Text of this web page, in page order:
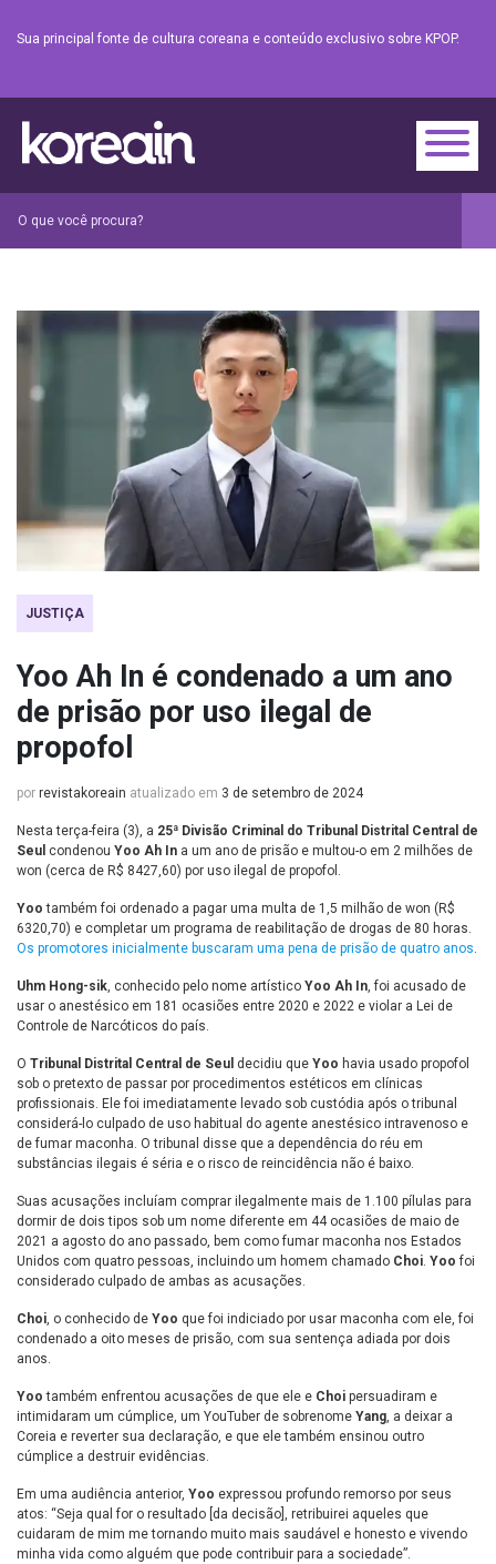
Sua principal fonte de cultura coreana e conteúdo exclusivo sobre KPOP.
JUSTIÇA
Yoo Ah In é condenado a um ano
de prisão por uso ilegal de
propofol
por revistakoreain atualizado em 3 de setembro de 2024
Nesta terça-feira (3), a 25ª Divisão Criminal do Tribunal Distrital Central de
Seul condenou Yoo Ah In a um ano de prisão e multou-o em 2 milhões de
won (cerca de R$ 8427,60) por uso ilegal de propofol.
Yoo também foi ordenado a pagar uma multa de 1,5 milhão de won (R$
6320,70) e completar um programa de reabilitação de drogas de 80 horas.
Os promotores inicialmente buscaram uma pena de prisão de quatro anos.
Uhm Hong-sik, conhecido pelo nome artístico Yoo Ah In, foi acusado de
usar o anestésico em 181 ocasiões entre 2020 e 2022 e violar a Lei de
Controle de Narcóticos do país.
O Tribunal Distrital Central de Seul decidiu que Yoo havia usado propofol
sob o pretexto de passar por procedimentos estéticos em clínicas
profissionais. Ele foi imediatamente levado sob custódia após o tribunal
considerá-lo culpado de uso habitual do agente anestésico intravenoso e
de fumar maconha. O tribunal disse que a dependência do réu em
substâncias ilegais é séria e o risco de reincidência não é baixo.
Suas acusações incluíam comprar ilegalmente mais de 1.100 pílulas para
dormir de dois tipos sob um nome diferente em 44 ocasiões de maio de
2021 a agosto do ano passado, bem como fumar maconha nos Estados
Unidos com quatro pessoas, incluindo um homem chamado Choi. Yoofoi
considerado culpado de ambas as acusações.
Choi, o conhecido de Yoo que foi indiciado por usar maconha com ele, foi
condenado a oito meses de prisão, com sua sentença adiada por dois
anos.
Yootambém enfrentou acusações de que ele e Choi persuadiram e
intimidaram um cúmplice, um YouTuber de sobrenome Yang, a deixar a
Coreia e reverter sua declaração, e que ele também ensinou outro
cúmplice a destruir evidências.
Em uma audiência anterior, Yoo expressou profundo remorso por seus
atos: “Seja qual for o resultado [da decisão], retribuirei aqueles que
cuidaram de mim me tornando muito mais saudável e honesto e vivendo
minha vida como alguém que pode contribuir para a sociedade”.